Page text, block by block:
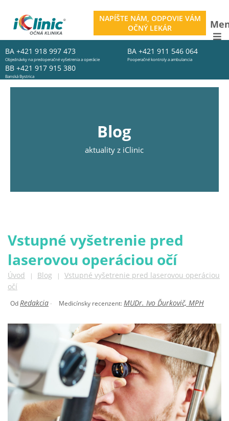
NAPÍŠTE NÁM, ODPOVIE VÁM
OČNÝ LEKÁR
BA +421 918 997 473
Objednávky na predoperačné vyšetrenia a operácie
BA +421 911 546 064
Pooperačné kontroly a ambulancia
BB +421 917 915 380
Banská Bystrica
Blog
aktuality z iClinic
Vstupné vyšetrenie pred
laserovou operáciou očí
Úvod | Blog |
Vstupné vyšetrenie pred laserovou operáciou
očí
OdRedakcia- Medicínsky recenzent:MUDr. Ivo Ďurkovič, MPH